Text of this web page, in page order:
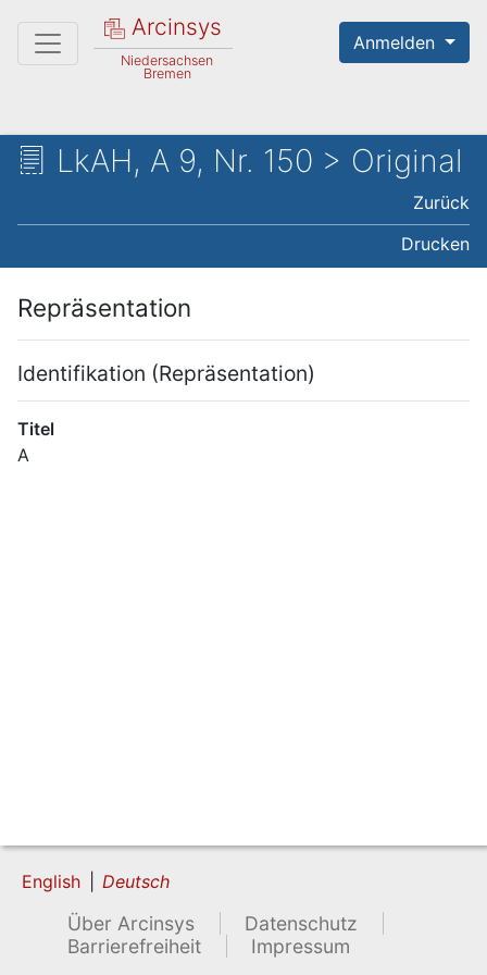
Arcinsys
Niedersachsen
Bremen
Anmelden
LkAH, A 9, Nr. 150 > Original
Zurück
Drucken
Repräsentation
Identifikation (Repräsentation)
Titel
A
English Deutsch
Über Arcinsys
Datenschutz
Barrierefreiheit
Impressum